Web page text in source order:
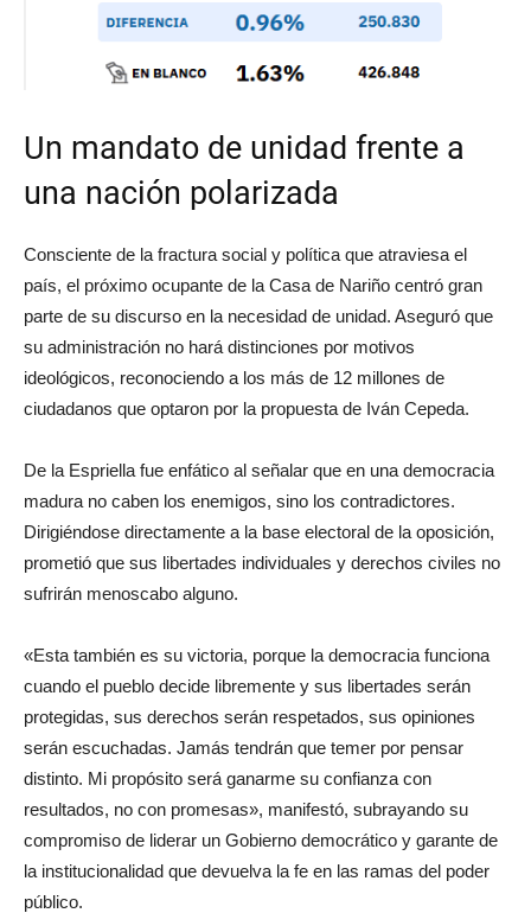
Un mandato de unidad frente a
una nación polarizada
Consciente de la fractura social y política que atraviesa el
país, el próximo ocupante de la Casa de Nariño centró gran
parte de su discurso en la necesidad de unidad. Aseguró que
su administración no hará distinciones por motivos
ideológicos, reconociendo a los más de 12 millones de
ciudadanos que optaron por la propuesta de Iván Cepeda.
De la Espriella fue enfático al señalar que en una democracia
madura no caben los enemigos, sino los contradictores.
Dirigiéndose directamente a la base electoral de la oposición,
prometió que sus libertades individuales y derechos civiles no
sufrirán menoscabo alguno.
«Esta también es su victoria, porque la democracia funciona
cuando el pueblo decide libremente y sus libertades serán
protegidas, sus derechos serán respetados, sus opiniones
serán escuchadas. Jamás tendrán que temer por pensar
distinto. Mi propósito será ganarme su confianza con
resultados, no con promesas», manifestó, subrayando su
compromiso de liderar un Gobierno democrático y garante de
la institucionalidad que devuelva la fe en las ramas del poder
público.